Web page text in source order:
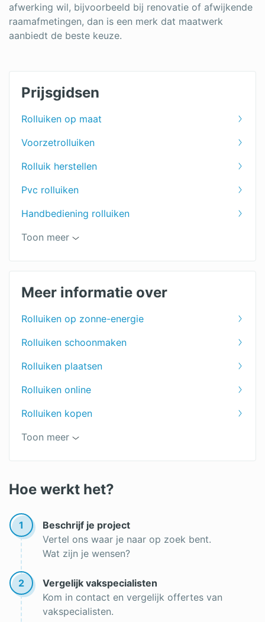
afwerking wil, bijvoorbeeld bij renovatie of afwijkende
raamafmetingen, dan is een merk dat maatwerk
aanbiedt de beste keuze.
Prijsgidsen
Rolluiken op maat
Voorzetrolluiken
Rolluik herstellen
Pvc rolluiken
Handbediening rolluiken
Aluminium rolluiken
Rolpoorten
Elektrische rolluiken
Toon meer
Meer informatie over
Rolluiken op zonne-energie
Rolluiken schoonmaken
Rolluiken plaatsen
Rolluiken online
Rolluiken kopen
Rolluiken offertes
Toon meer
Hoe werkt het?
1
Beschrijf je project
Vertel ons waar je naar op zoek bent.
Wat zijn je wensen?
2
Vergelijk vakspecialisten
Kom in contact en vergelijk offertes van
vakspecialisten.